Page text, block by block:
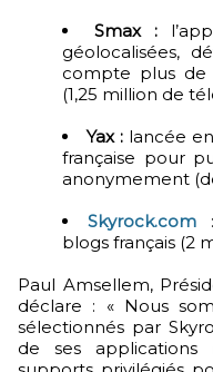
Smax :
géolocalisées,
compte plus de
(1,25 million de
Yax : lancée
française pour
anonymement
Skyrock.com
blogs français (2
Paul Amsellem,
déclare : « Nous
sélectionnés par
de ses